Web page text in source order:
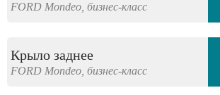
FORD Mondeo, бизнес-класс
Крыло заднее
FORD Mondeo, бизнес-класс